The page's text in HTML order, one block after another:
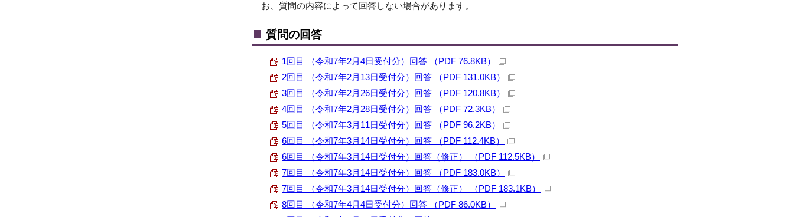
お、質問の内容によって回答しない場合があります。
質問の回答
1回目 （令和7年2月4日受付分）回答 （PDF 76.8KB）
2回目 （令和7年2月13日受付分）回答 （PDF 131.0KB）
3回目 （令和7年2月26日受付分）回答 （PDF 120.8KB）
4回目 （令和7年2月28日受付分）回答 （PDF 72.3KB）
5回目 （令和7年3月11日受付分）回答 （PDF 96.2KB）
6回目 （令和7年3月14日受付分）回答 （PDF 112.4KB）
6回目 （令和7年3月14日受付分）回答（修正） （PDF 112.5KB）
7回目 （令和7年3月14日受付分）回答 （PDF 183.0KB）
7回目 （令和7年3月14日受付分）回答（修正） （PDF 183.1KB）
8回目 （令和7年4月4日受付分）回答 （PDF 86.0KB）